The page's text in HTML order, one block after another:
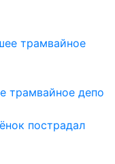
трамвайное депо